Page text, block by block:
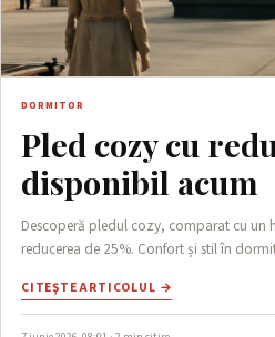
DORMITOR
Pled cozy cu
disponibil acum
Descoperă pledul cozy, comparat cu un
reducerea de 25%. Confort și stil în
CITEŞTE ARTICOLUL →